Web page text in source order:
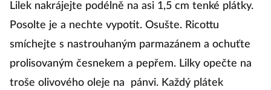
Lilek nakrájejte podélně na asi 1,5 cm tenké plátky.
Posolte je a nechte vypotit. Osušte. Ricottu
smíchejte s nastrouhaným parmazánem a ochuťte
prolisovaným česnekem a pepřem. Lilky opečte na
troše olivového oleje na pánvi. Každý plátek